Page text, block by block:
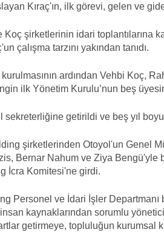
Kıraç'ın, ilk görevi, gelen ve
Koç şirketlerinin idari toplantılarına
çalışma tarzını yakından tanıdı.
ardından Vehbi Koç,
ilk Yönetim Kurulu’nun beş
sekreterliğine getirildi ve beş yıl
şirketlerinden Otoyol'un Genel
Bernar Nahum ve Ziya Bengü'yle
İcra Komitesi'ne girdi.
Personel ve İdari İşler Departmanı
kaynaklarından sorumlu
getirmeye, topluluğun kurumsal